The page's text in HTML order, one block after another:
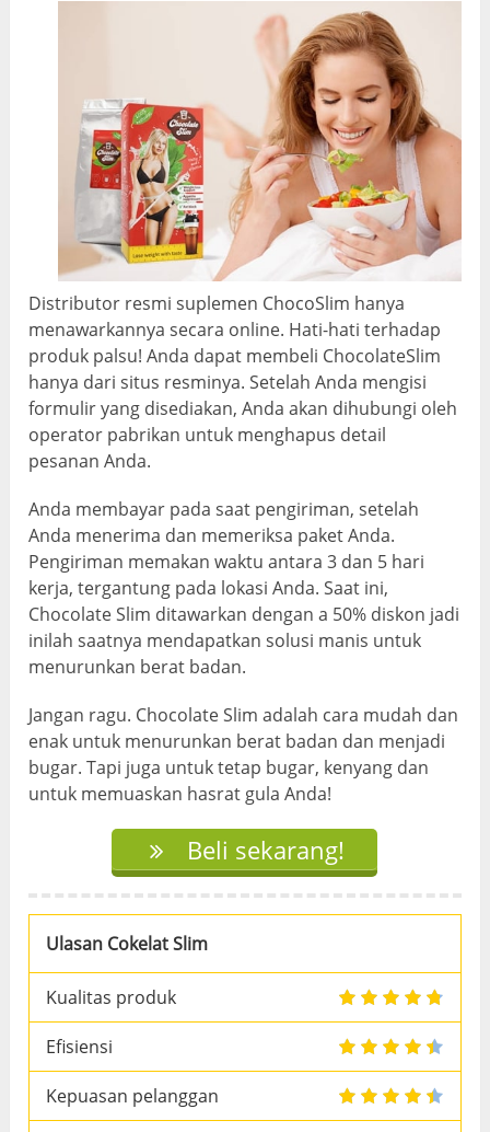
Distributor resmi suplemen ChocoSlim hanya
menawarkannya secara online. Hati-hati terhadap
produk palsu! Anda dapat membeli ChocolateSlim
hanya dari situs resminya. Setelah Anda mengisi
formulir yang disediakan, Anda akan dihubungi oleh
operator pabrikan untuk menghapus detail
pesanan Anda.
Anda membayar pada saat pengiriman, setelah
Anda menerima dan memeriksa paket Anda.
Pengiriman memakan waktu antara 3 dan 5 hari
kerja, tergantung pada lokasi Anda. Saat ini,
Chocolate Slim ditawarkan dengan a 50% diskon jadi
inilah saatnya mendapatkan solusi manis untuk
menurunkan berat badan.
Jangan ragu. Chocolate Slim adalah cara mudah dan
enak untuk menurunkan berat badan dan menjadi
bugar. Tapi juga untuk tetap bugar, kenyang dan
untuk memuaskan hasrat gula Anda!
Beli sekarang!
Ulasan Cokelat Slim
Kualitas produk
Efisiensi
Kepuasan pelanggan